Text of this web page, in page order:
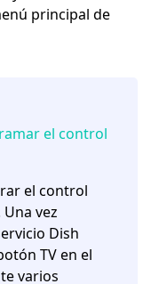
principal de
el control
el control
Una vez
Dish
TV en el
varios